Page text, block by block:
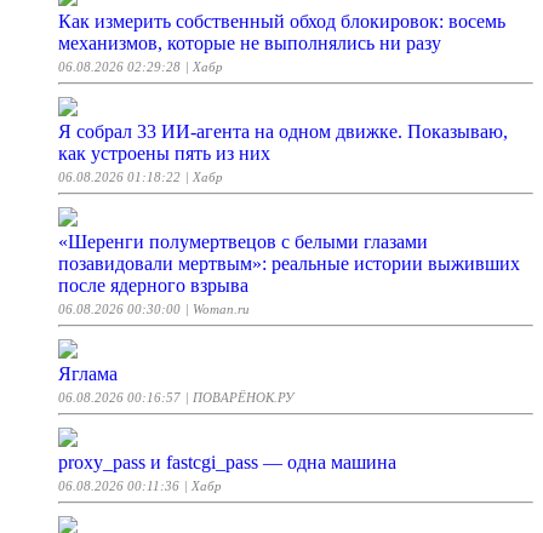
Как измерить собственный обход блокировок: восемь
механизмов, которые не выполнялись ни разу
06.08.2026 02:29:28 | Хабр
Я собрал 33 ИИ-агента на одном движке. Показываю,
как устроены пять из них
06.08.2026 01:18:22 | Хабр
«Шеренги полумертвецов с белыми глазами
позавидовали мертвым»: реальные истории выживших
после ядерного взрыва
06.08.2026 00:30:00 | Woman.ru
Яглама
06.08.2026 00:16:57 | ПОВАРЁНОК.РУ
proxy_pass и fastcgi_pass — одна машина
06.08.2026 00:11:36 | Хабр